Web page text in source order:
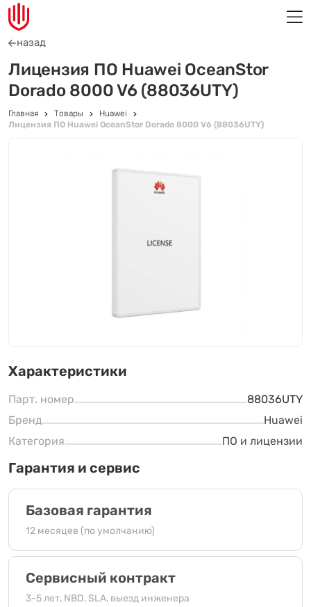
назад
Лицензия ПО Huawei OceanStor
Dorado 8000 V6 (88036UTY)
Главная Товары
Huawei
Лицензия ПО Huawei OceanStor Dorado 8000 V6 (88036UTY)
Характеристики
Парт. номер
88036UTY
Бренд
Huawei
Категория
ПО и лицензии
Гарантия и сервис
Базовая гарантия
12 месяцев (по умолчанию)
Сервисный контракт
3-5 лет, NBD, SLA, выезд инженера